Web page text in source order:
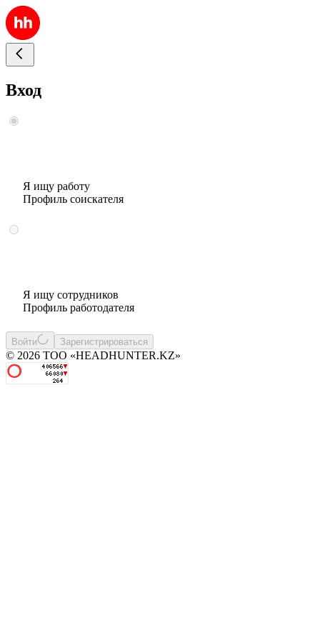
Вход
Я ищу работу
Профиль соискателя
Я ищу сотрудников
Профиль работодателя
Войти Зарегистрироваться
© 2026 ТОО «HEADHUNTER.KZ»